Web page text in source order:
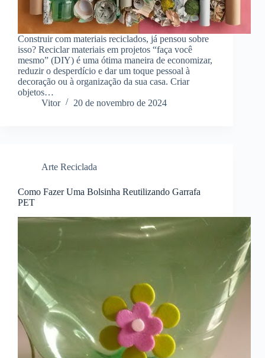
Construir com materiais reciclados, já pensou sobre
isso? Reciclar materiais em projetos “faça você
mesmo” (DIY) é uma ótima maneira de economizar,
reduzir o desperdício e dar um toque pessoal à
decoração ou à organização da sua casa. Criar
objetos…
Vitor
20 de novembro de 2024
Arte Reciclada
Como Fazer Uma Bolsinha Reutilizando Garrafa
PET